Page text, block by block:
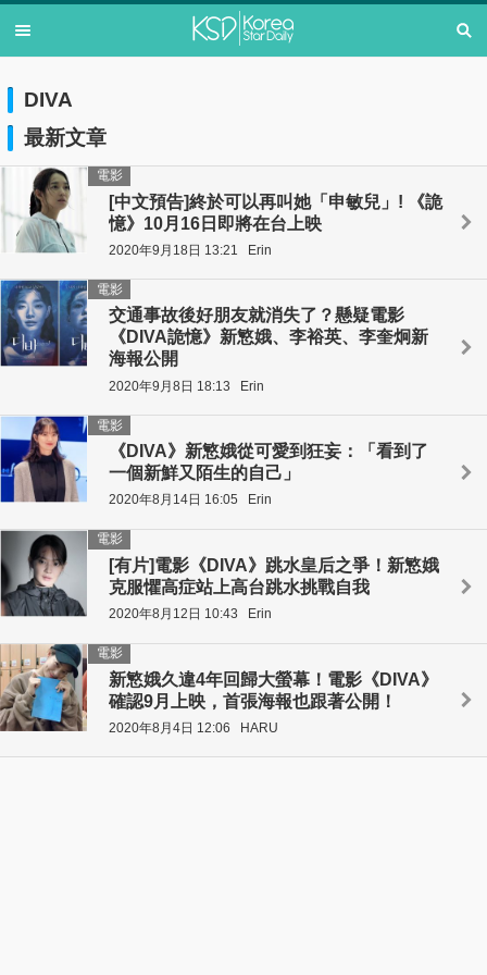
DIVA
最新文章
[中文預告]終於可以再叫她「申敏兒」! 《詭
憶》10月16日即將在台上映
電影
2020年9月18日 13:21 Erin
交通事故後好朋友就消失了？懸疑電影
《DIVA詭憶》新慜娥、李裕英、李奎炯新
海報公開
電影
2020年9月8日 18:13 Erin
《DIVA》新慜娥從可愛到狂妄：「看到了
一個新鮮又陌生的自己」
電影
2020年8月14日 16:05 Erin
[有片]電影《DIVA》跳水皇后之爭！新慜娥
克服懼高症站上高台跳水挑戰自我
電影
2020年8月12日 10:43 Erin
新慜娥久違4年回歸大螢幕！電影《DIVA》
確認9月上映，首張海報也跟著公開！
電影
2020年8月4日 12:06 HARU